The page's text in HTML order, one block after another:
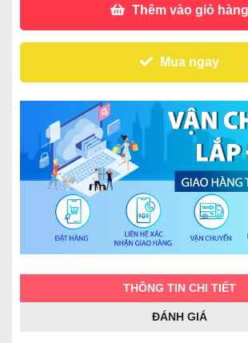
Thêm vào giỏ hàng
Mua ngay
THÔNG TIN CHI TIẾT
ĐÁNH GIÁ